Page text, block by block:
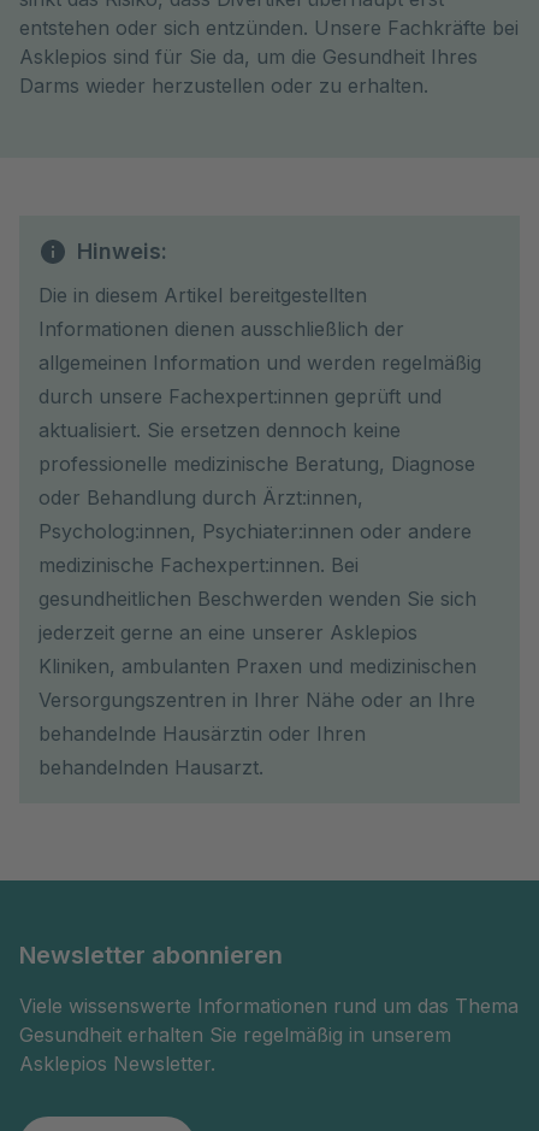
entstehen oder sich entzünden. Unsere Fachkräfte bei
Asklepios sind für Sie da, um die Gesundheit Ihres
Darms wieder herzustellen oder zu erhalten.
Hinweis:
Die in diesem Artikel bereitgestellten
Informationen dienen ausschließlich der
allgemeinen Information und werden regelmäßig
durch unsere Fachexpert:innen geprüft und
aktualisiert. Sie ersetzen dennoch keine
professionelle medizinische Beratung, Diagnose
oder Behandlung durch Ärzt:innen,
Psycholog:innen, Psychiater:innen oder andere
medizinische Fachexpert:innen. Bei
gesundheitlichen Beschwerden wenden Sie sich
jederzeit gerne an eine unserer Asklepios
Kliniken, ambulanten Praxen und medizinischen
Versorgungszentren in Ihrer Nähe oder an Ihre
behandelnde Hausärztin oder Ihren
behandelnden Hausarzt.
Newsletter abonnieren
Viele wissenswerte Informationen rund um das Thema
Gesundheit erhalten Sie regelmäßig in unserem
Asklepios Newsletter.